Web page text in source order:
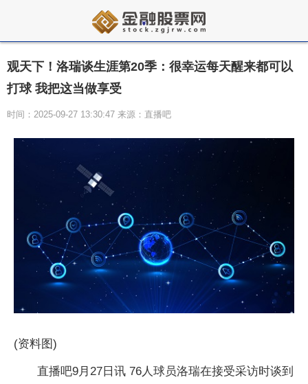
观天下！洛瑞谈生涯第20季：很幸运每天醒来都可以
打球 我把这当做享受
时间：2025-09-27 13:30:47 来源：直播吧
(资料图)
直播吧9月27日讯 76人球员洛瑞在接受采访时谈到